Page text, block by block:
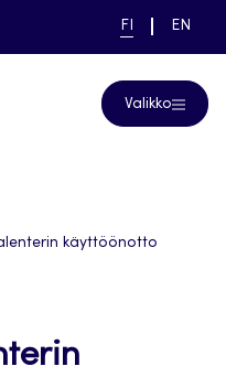
linkki pääsivustolle
NYKYINEN
FI
VAIHDA
EN
Valikko
käyttöönotto